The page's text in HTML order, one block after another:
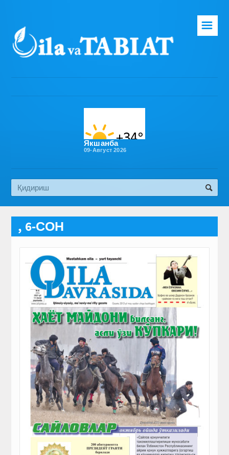
Бош саҳифа
Эко медиа
☰
Якшанба
09-Август 2026
, 6-СОН